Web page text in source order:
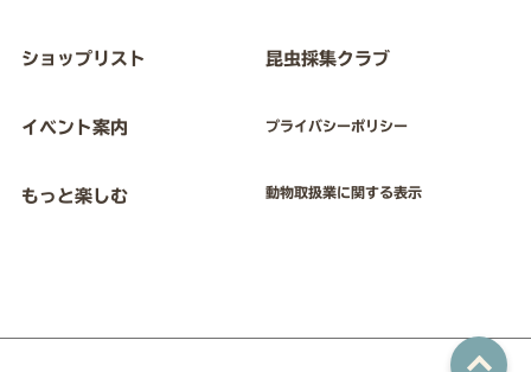
ショップリスト
イベント案内
もっと楽しむ
昆虫採集クラブ
プライバシーポリシー
動物取扱業に関する表示